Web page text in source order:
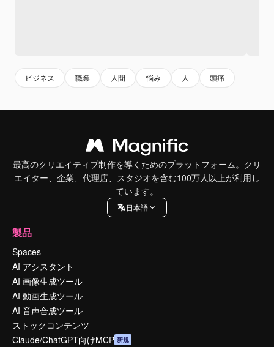
ビジネス 職業 人間 悩み 人 頭痛
最高のクリエイティブ制作を導くためのプラットフォーム。クリ
エイター、企業、代理店、スタジオを含む100万人以上が利用し
ています。
日本語
製品
Spaces
AI アシスタント
AI 画像生成ツール
AI 動画生成ツール
AI 音声合成ツール
ストックコンテンツ
Claude/ChatGPT向けMCP 新規